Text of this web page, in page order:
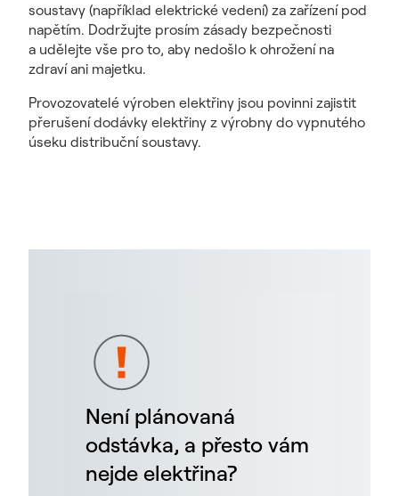
soustavy (například elektrické vedení) za zařízení pod
napětím. Dodržujte prosím zásady bezpečnosti
a udělejte vše pro to, aby nedošlo k ohrožení na
zdraví ani majetku.
Provozovatelé výroben elektřiny jsou povinni zajistit
přerušení dodávky elektřiny z výrobny do vypnutého
úseku distribuční soustavy.
Není plánovaná
odstávka, a přesto vám
nejde elektřina?